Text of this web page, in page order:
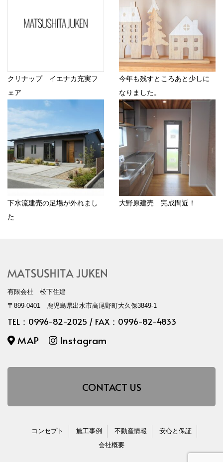
クリナップ イエナカ充実フ
ェア
今年も残すところあと少しに
なりました。
下水流建売の足場が外れまし
た
大野原建売 完成間近！
有限会社 松下住建
〒899-0401 鹿児島県出水市高尾野町大久保3849-1
TEL： 0996-82-2025 / FAX：0996-82-4833
MAP Instagram
CONTACT US
コンセプト 施工事例 不動産情報
安心と保証
会社概要